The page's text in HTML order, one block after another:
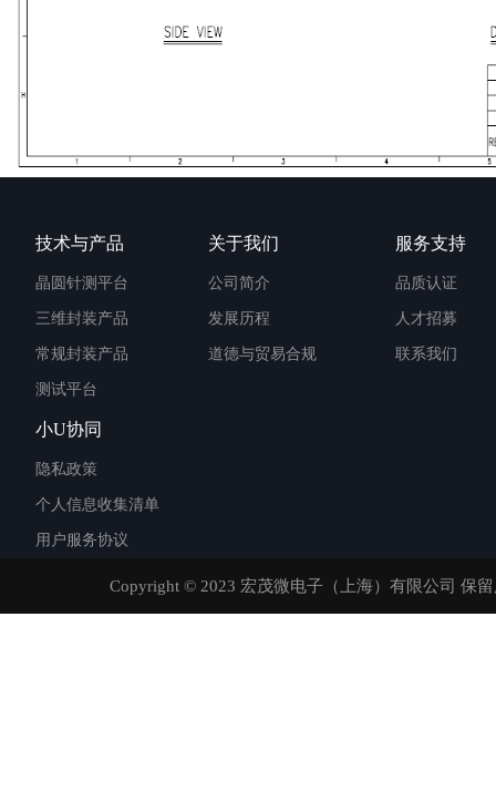
技术与产品
晶圆针测平台
三维封装产品
常规封装产品
测试平台
关于我们
公司简介
发展历程
道德与贸易合规
服务支持
品质认证
人才招募
联系我们
小U协同
隐私政策
个人信息收集清单
用户服务协议
Copyright © 2023 宏茂微电子（上海）有限公司 保